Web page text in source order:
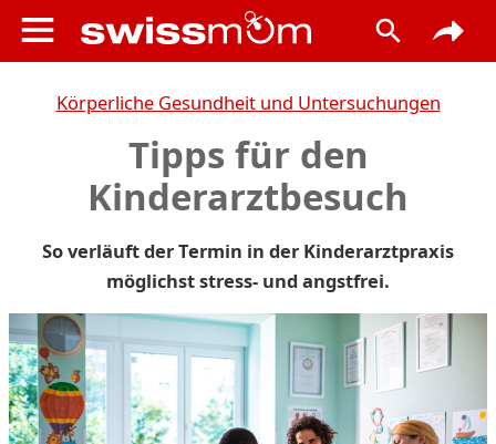
Körperliche Gesundheit und Untersuchungen
Tipps für den
Kinderarztbesuch
So verläuft der Termin in der Kinderarztpraxis
möglichst stress- und angstfrei.